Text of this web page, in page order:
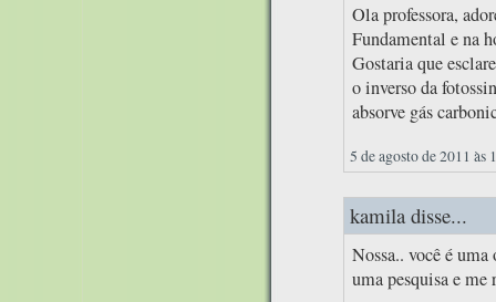
Ola professora,
Fundamental e na
Gostaria que
o inverso da
absorve gás
5 de agosto de 2011 às
kamila disse...
Nossa.. você é
uma pesquisa e me